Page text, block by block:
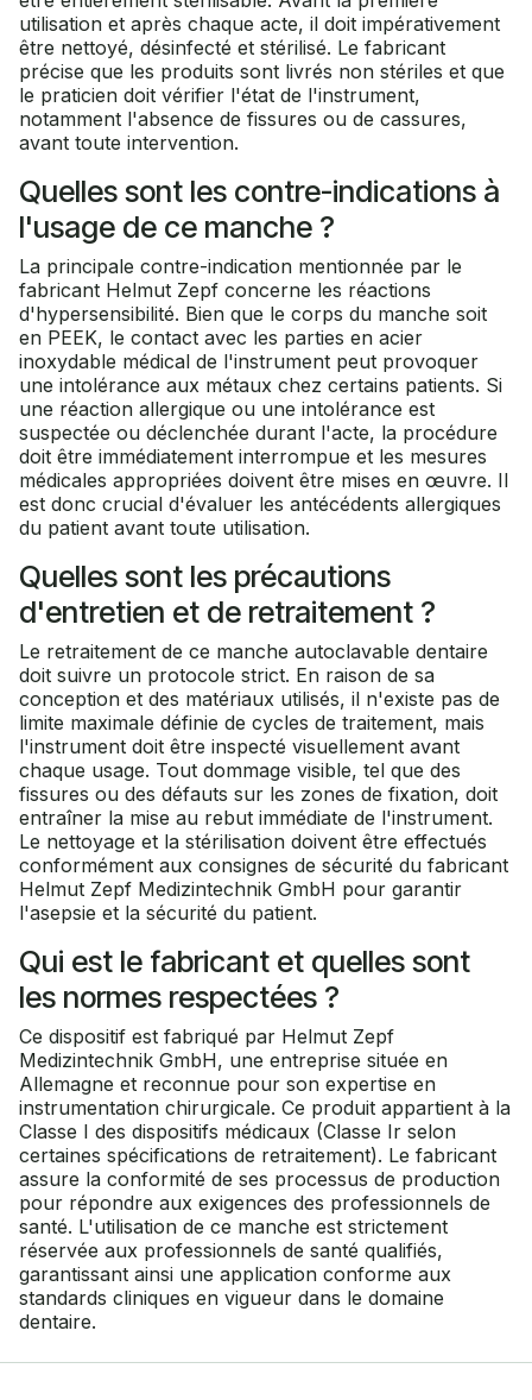
utilisation et après chaque acte, il doit impérativement
être nettoyé, désinfecté et stérilisé. Le fabricant
précise que les produits sont livrés non stériles et que
le praticien doit vérifier l'état de l'instrument,
notamment l'absence de fissures ou de cassures,
avant toute intervention.
Quelles sont les contre-indications à
l'usage de ce manche ?
La principale contre-indication mentionnée par le
fabricant Helmut Zepf concerne les réactions
d'hypersensibilité. Bien que le corps du manche soit
en PEEK, le contact avec les parties en acier
inoxydable médical de l'instrument peut provoquer
une intolérance aux métaux chez certains patients. Si
une réaction allergique ou une intolérance est
suspectée ou déclenchée durant l'acte, la procédure
doit être immédiatement interrompue et les mesures
médicales appropriées doivent être mises en œuvre. Il
est donc crucial d'évaluer les antécédents allergiques
du patient avant toute utilisation.
Quelles sont les précautions
d'entretien et de retraitement ?
Le retraitement de ce manche autoclavable dentaire
doit suivre un protocole strict. En raison de sa
conception et des matériaux utilisés, il n'existe pas de
limite maximale définie de cycles de traitement, mais
l'instrument doit être inspecté visuellement avant
chaque usage. Tout dommage visible, tel que des
fissures ou des défauts sur les zones de fixation, doit
entraîner la mise au rebut immédiate de l'instrument.
Le nettoyage et la stérilisation doivent être effectués
conformément aux consignes de sécurité du fabricant
Helmut Zepf Medizintechnik GmbH pour garantir
l'asepsie et la sécurité du patient.
Qui est le fabricant et quelles sont
les normes respectées ?
Ce dispositif est fabriqué par Helmut Zepf
Medizintechnik GmbH, une entreprise située en
Allemagne et reconnue pour son expertise en
instrumentation chirurgicale. Ce produit appartient à la
Classe I des dispositifs médicaux (Classe Ir selon
certaines spécifications de retraitement). Le fabricant
assure la conformité de ses processus de production
pour répondre aux exigences des professionnels de
santé. L'utilisation de ce manche est strictement
réservée aux professionnels de santé qualifiés,
garantissant ainsi une application conforme aux
standards cliniques en vigueur dans le domaine
dentaire.